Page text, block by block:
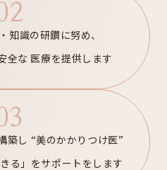
知識の研鑽に努め、
全な 医療を提供します
築し “美のかかりつけ医”
る」をサポートをします